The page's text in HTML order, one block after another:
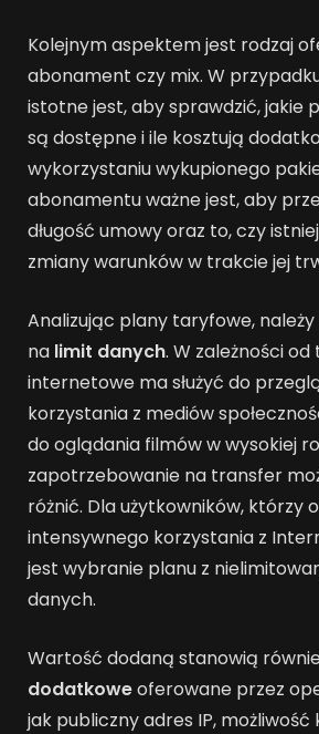
Kolejnym aspektem jest rodzaj
abonament czy mix. W
istotne jest, aby sprawdzić, jakie
są dostępne i ile kosztują
wykorzystaniu wykupionego
abonamentu ważne jest, aby
długość umowy oraz to, czy
zmiany warunków w trakcie jej
Analizując plany taryfowe,
na limit danych. W zależności od
internetowe ma służyć do
korzystania z mediów
do oglądania filmów w wysokiej
zapotrzebowanie na transfer
różnić. Dla użytkowników, którzy
intensywnego korzystania z
jest wybranie planu z
danych.
Wartość dodaną stanowią
dodatkoweoferowane przez
jak publiczny adres IP, możliwość